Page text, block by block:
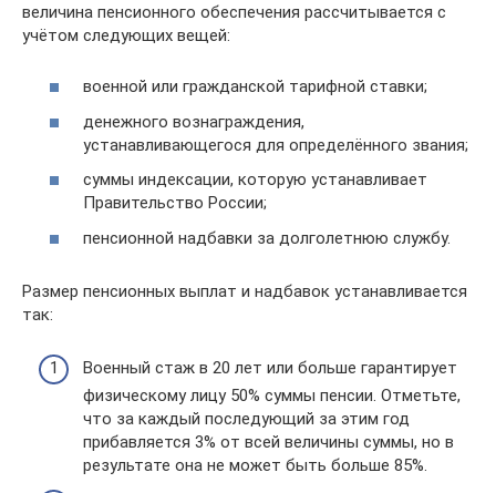
величина пенсионного обеспечения рассчитывается с
учётом следующих вещей:
военной или гражданской тарифной ставки;
денежного вознаграждения,
устанавливающегося для определённого звания;
суммы индексации, которую устанавливает
Правительство России;
пенсионной надбавки за долголетнюю службу.
Размер пенсионных выплат и надбавок устанавливается
так:
Военный стаж в 20 лет или больше гарантирует
физическому лицу 50% суммы пенсии. Отметьте,
что за каждый последующий за этим год
прибавляется 3% от всей величины суммы, но в
результате она не может быть больше 85%.